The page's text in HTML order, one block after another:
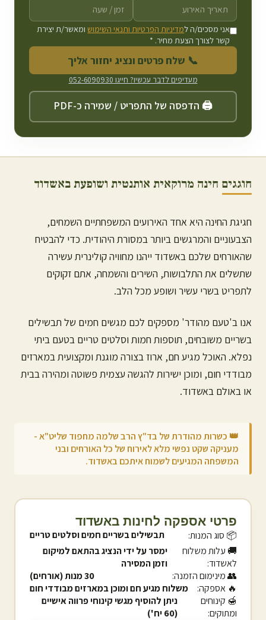
אני מסכים/ה למדיניות הפרטיות ותנאי השימושומאשר/ת יצירת
קשר לצורך הצעת מחיר. *
📞 שלח פרטים ונציג יחזור אליך
מעדיפים לדבר עכשיו? חייגו 052-6090930
🖨️ הדפסה של התפריט / שמירה כ-PDF
חוגגים חינה מרוקאית אותנטית ושופעת באשדוד
חגיגת החינה היא אחד האירועים המשפחתיים השמחים,
הצבעוניים והמרגשים ביותר במסורת היהודית. כדי להבטיח
שהאורחים שלכם באשדוד ייהנו מחוויה קולינרית עשירה
שתשלים את התלבושות, השירים והשמחה, אתם זקוקים
לתפריט בשרי עשיר ושופע מכל הלב.
אנו ב'טעם מהודר' מספקים לכם מגשים חמים של תבשילים
בשריים משובחים, תוספות חמות וסלטים טריים בטעם ביתי
נפלא. האוכל מגיע חם, ארוז בצורה מוגנת ומקצועית במארזים
מבודדי חום, ומוכן ישירות להגשה עצמית פשוטה ומהירה בבית
או באולם באשדוד.
👑 כשרות מהודרת של בד"ץ הרב שלמה מחפוד שליט"א -
מעניקה שקט נפשי מלא לאירוח של כל האורחים ובני
המשפחה המגיעים לשמוח איתכם באשדוד.
פרטי אספקה לחינות באשדוד
📦 סוג המנות:
תבשילים בשריים חמים וסלטים טריים
🚚 עלות משלוח
לאשדוד:
ימסר על ידי הנציג בהתאם למיקום
וזמן המסירה
👥 מינימום הזמנה:
30 מנות (אורחים)
🔥 אספקה:
משלוח מגיע חם ומוכן במארזים מבודדי חום
🍯 קינוחים
ומתוקים:
ניתן להוסיף מגשי קינוחי פרווה אישיים
(60 יח')